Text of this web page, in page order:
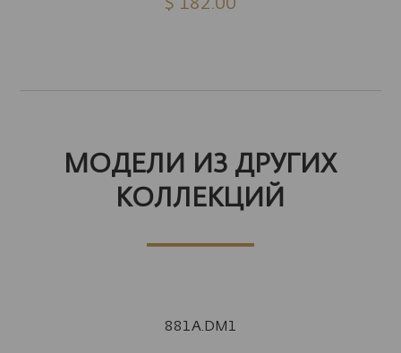
МОДЕЛИ ИЗ ДРУГИХ
КОЛЛЕКЦИЙ
881A.DM1